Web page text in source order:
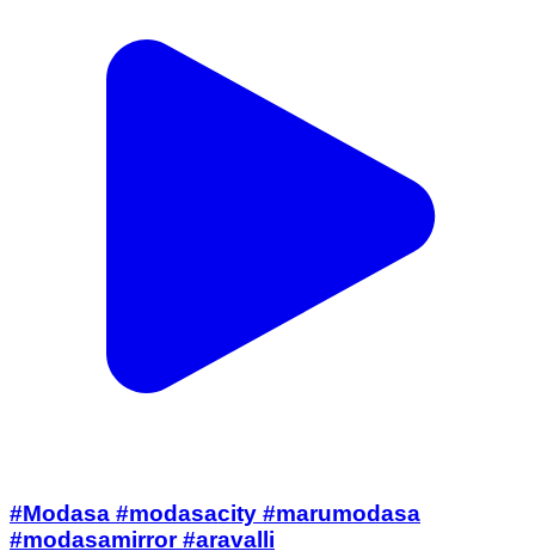
#Modasa #modasacity #marumodasa
#modasamirror #aravalli